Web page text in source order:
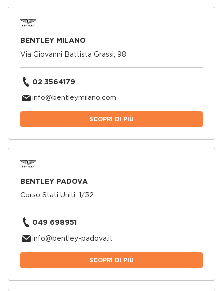
BENTLEY MILANO
Via Giovanni Battista Grassi, 98
02 3564179
info@bentleymilano.com
SCOPRI DI PIÙ
BENTLEY PADOVA
Corso Stati Uniti, 1/52
049 698951
info@bentley-padova.it
SCOPRI DI PIÙ